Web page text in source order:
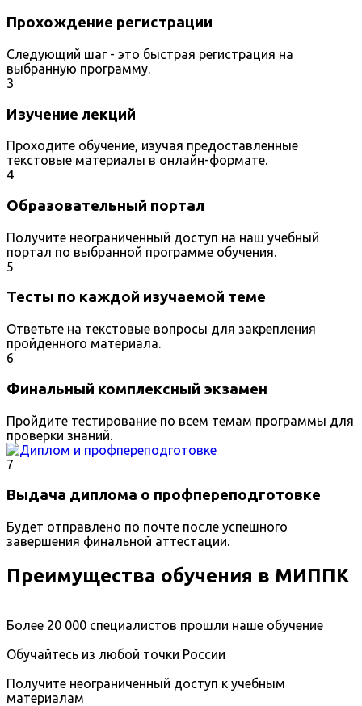
Прохождение регистрации
Следующий шаг - это быстрая регистрация на
выбранную программу.
3
Изучение лекций
Проходите обучение, изучая предоставленные
текстовые материалы в онлайн-формате.
4
Образовательный портал
Получите неограниченный доступ на наш учебный
портал по выбранной программе обучения.
5
Тесты по каждой изучаемой теме
Ответьте на текстовые вопросы для закрепления
пройденного материала.
6
Финальный комплексный экзамен
Пройдите тестирование по всем темам программы для
проверки знаний.
7
Выдача диплома о профпереподготовке
Будет отправлено по почте после успешного
завершения финальной аттестации.
Преимущества обучения в МИППК
Более 20 000 специалистов прошли наше обучение
Обучайтесь из любой точки России
Получите неограниченный доступ к учебным
материалам